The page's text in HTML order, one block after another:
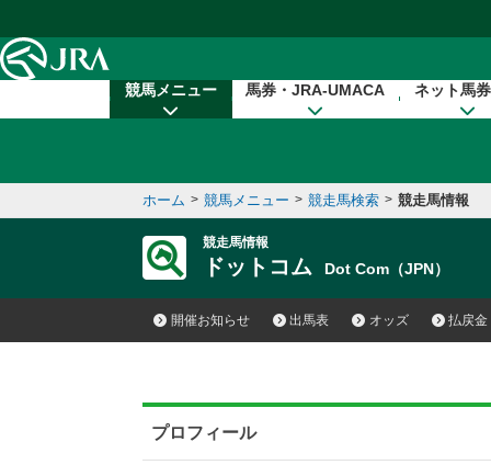
競馬メニュー 馬券・JRA-UMACA ネット馬
ホーム > 競馬メニュー > 競走馬検索 > 競走馬情報
競走馬情報
ドットコム Dot Com（JPN）
開催お知らせ 出馬表 オッズ 払戻金
プロフィール